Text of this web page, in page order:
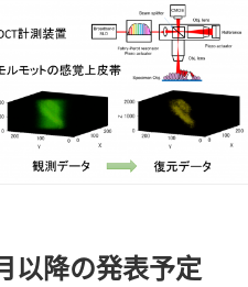
以降の発表予定